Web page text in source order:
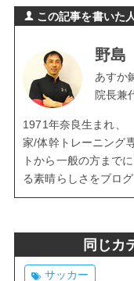
この記事を書いた人
野
あすか
院長兼
1971年奈良生まれ
家/体幹トレーニング
トから一般の方まで
る素晴らしさをブログ
同じカ
サッカー